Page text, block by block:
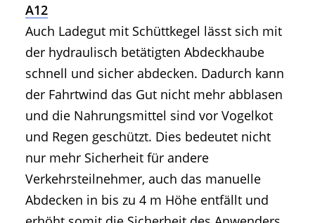
A12
Auch Ladegut mit Schüttkegel lässt sich mit
der hydraulisch betätigten Abdeckhaube
schnell und sicher abdecken. Dadurch kann
der Fahrtwind das Gut nicht mehr abblasen
und die Nahrungsmittel sind vor Vogelkot
und Regen geschützt. Dies bedeutet nicht
nur mehr Sicherheit für andere
Verkehrsteilnehmer, auch das manuelle
Abdecken in bis zu 4 m Höhe entfällt und